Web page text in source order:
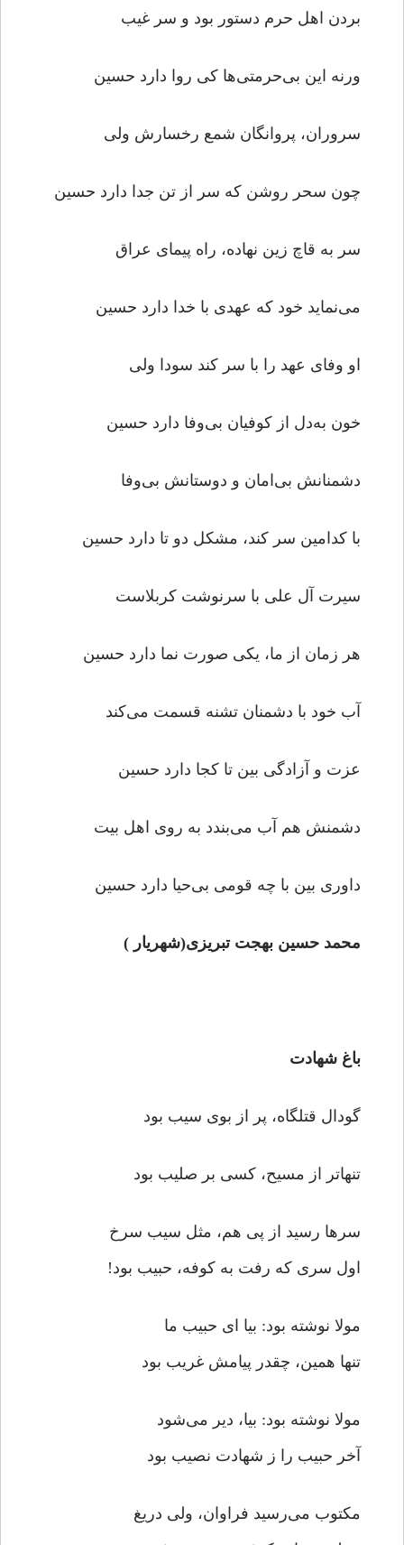
بردن اهل حرم دستور بود و سر غیب
ورنه این بی‌حرمتی‌ها کی روا دارد حسین
سروران، پروانگان شمع رخسارش ولی
چون سحر روشن که سر از تن جدا دارد حسین
سر به قاچ زین نهاده، راه پیمای عراق
می‌نماید خود که عهدی با خدا دارد حسین
او وفای عهد را با سر کند سودا ولی
خون به‌دل از کوفیان بی‌وفا دارد حسین
دشمنانش بی‌امان و دوستانش بی‌وفا
با کدامین سر کند، مشکل دو تا دارد حسین
سیرت آل علی با سرنوشت کربلاست
هر زمان از ما، یکی صورت نما دارد حسین
آب خود با دشمنان تشنه قسمت می‌کند
عزت و آزادگی بین تا کجا دارد حسین
دشمنش هم آب می‌بندد به روی اهل بیت
داوری بین با چه قومی بی‌حیا دارد حسین
محمد حسین بهجت تبریزی(شهریار )
باغ شهادت
گودال قتلگاه، پر از بوی سیب بود
تنها‌تر از مسیح، کسی بر صلیب بود
سر‌ها رسید از پی هم، مثل سیب سرخ
اول سری که رفت به کوفه، حبیب بود!
مولا نوشته بود: بیا‌ ای حبیب ما
تنها همین، چقدر پیامش غریب بود
مولا نوشته بود: بیا، دیر می‌شود
آخر حبیب را ز شهادت نصیب بود
مکتوب می‌رسید فراوان، ولی دریغ